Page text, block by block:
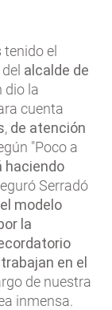
tenido el
alcalde de
dio la
cuenta
, de atención
"Poco a
haciendo
Serradó
el modelo
la
en el
de nuestra
inmensa.